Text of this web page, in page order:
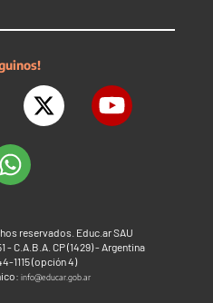
reservados. Educ.ar SAU
- C.A.B.A. CP (1429) - Argentina
1115 (opción 4)
info@educar.gob.ar